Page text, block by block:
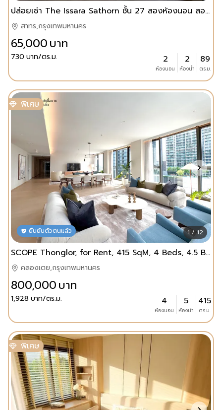
ปล่อยเช่า The Issara Sathorn ชั้น 27 สองห้องนอน สองห้องน้ำ
สาทร,กรุงเทพมหานคร
65,000บาท
730 บาท/ตร.ม. 2
ห้องนอน
2
ห้องน้ำ
89
ตร.ม.
พิเศษ
1 / 12
ยืนยันตัวตนแล้ว
SCOPE Thonglor, for Rent, 415 SqM, 4 Beds, 4.5 Baths
คลองเตย,กรุงเทพมหานคร
800,000บาท
1,928 บาท/ตร.ม. 4
ห้องนอน
5
ห้องน้ำ
415
ตร.ม.
พิเศษ